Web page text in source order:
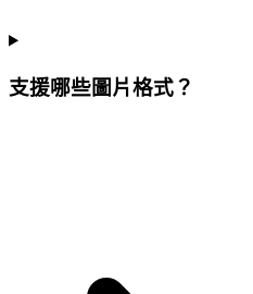
支援哪些圖片格式？